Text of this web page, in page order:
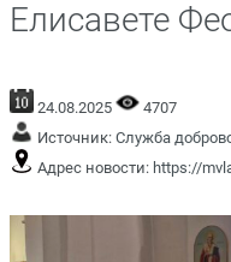
Елисавете
24.08.2025
4707
Источник: Служба
Адрес новости: https://